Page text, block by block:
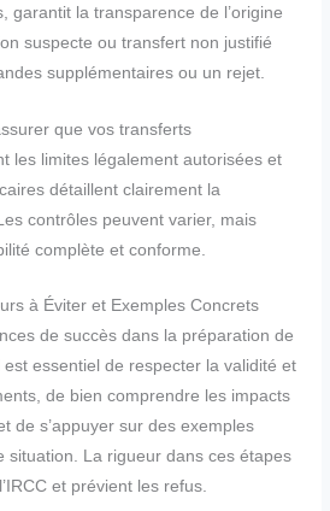
garantit la transparence de l’origine
suspecte ou transfert non justifié
supplémentaires ou un rejet.
que vos transferts
les limites légalement autorisées et
détaillent clairement la
contrôles peuvent varier, mais
complète et conforme.
à Éviter et Exemples Concrets
de succès dans la préparation de
essentiel de respecter la validité et
de bien comprendre les impacts
de s’appuyer sur des exemples
situation. La rigueur dans ces étapes
et prévient les refus.